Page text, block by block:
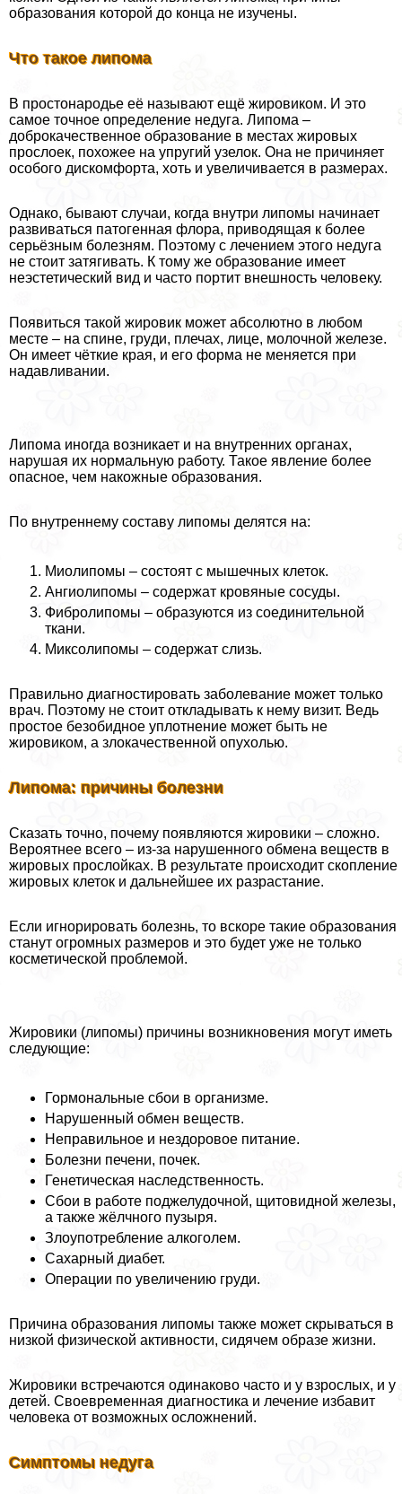
образования которой до конца не изучены.
Что такое липома
В простонародье её называют ещё жировиком. И это
самое точное определение недуга. Липома –
доброкачественное образование в местах жировых
прослоек, похожее на упругий узелок. Она не причиняет
особого дискомфорта, хоть и увеличивается в размерах.
Однако, бывают случаи, когда внутри липомы начинает
развиваться патогенная флора, приводящая к более
серьёзным болезням. Поэтому с лечением этого недуга
не стоит затягивать. К тому же образование имеет
неэстетический вид и часто портит внешность человеку.
Появиться такой жировик может абсолютно в любом
месте – на спине, гpyди, плечах, лице, молочной железе.
Он имеет чёткие края, и его форма не меняется при
надавливании.
Липома иногда возникает и на внутренних органах,
нарушая их нормальную работу. Такое явление более
опасное, чем накожные образования.
По внутреннему составу липомы делятся на:
Миолипомы – состоят с мышечных клеток.
Ангиолипомы – содержат кровяные сосуды.
Фибролипомы – образуются из соединительной
ткани.
Миксолипомы – содержат слизь.
Правильно диагностировать заболевание может только
врач. Поэтому не стоит откладывать к нему визит. Ведь
простое безобидное уплотнение может быть не
жировиком, а злокачественной опухолью.
Липома: причины болезни
Сказать точно, почему появляются жировики – сложно.
Вероятнее всего – из-за нарушенного обмена веществ в
жировых прослойках. В результате происходит скопление
жировых клеток и дальнейшее их разрастание.
Если игнорировать болезнь, то вскоре такие образования
станут огромных размеров и это будет уже не только
косметической проблемой.
Жировики (липомы) причины возникновения могут иметь
следующие:
Гормональные сбои в организме.
Нарушенный обмен веществ.
Неправильное и нездоровое питание.
Болезни печени, почек.
Генетическая наследственность.
Сбои в работе поджелудочной, щитовидной железы,
а также жёлчного пузыря.
Злоупотрeбление алкоголем.
Сахарный диабет.
Операции по увеличению гpyди.
Причина образования липомы также может скрываться в
низкой физической активности, сидячем образе жизни.
Жировики встречаются одинаково часто и у взрослых, и у
детей. Своевременная диагностика и лечение избавит
человека от возможных осложнений.
Симптомы недуга